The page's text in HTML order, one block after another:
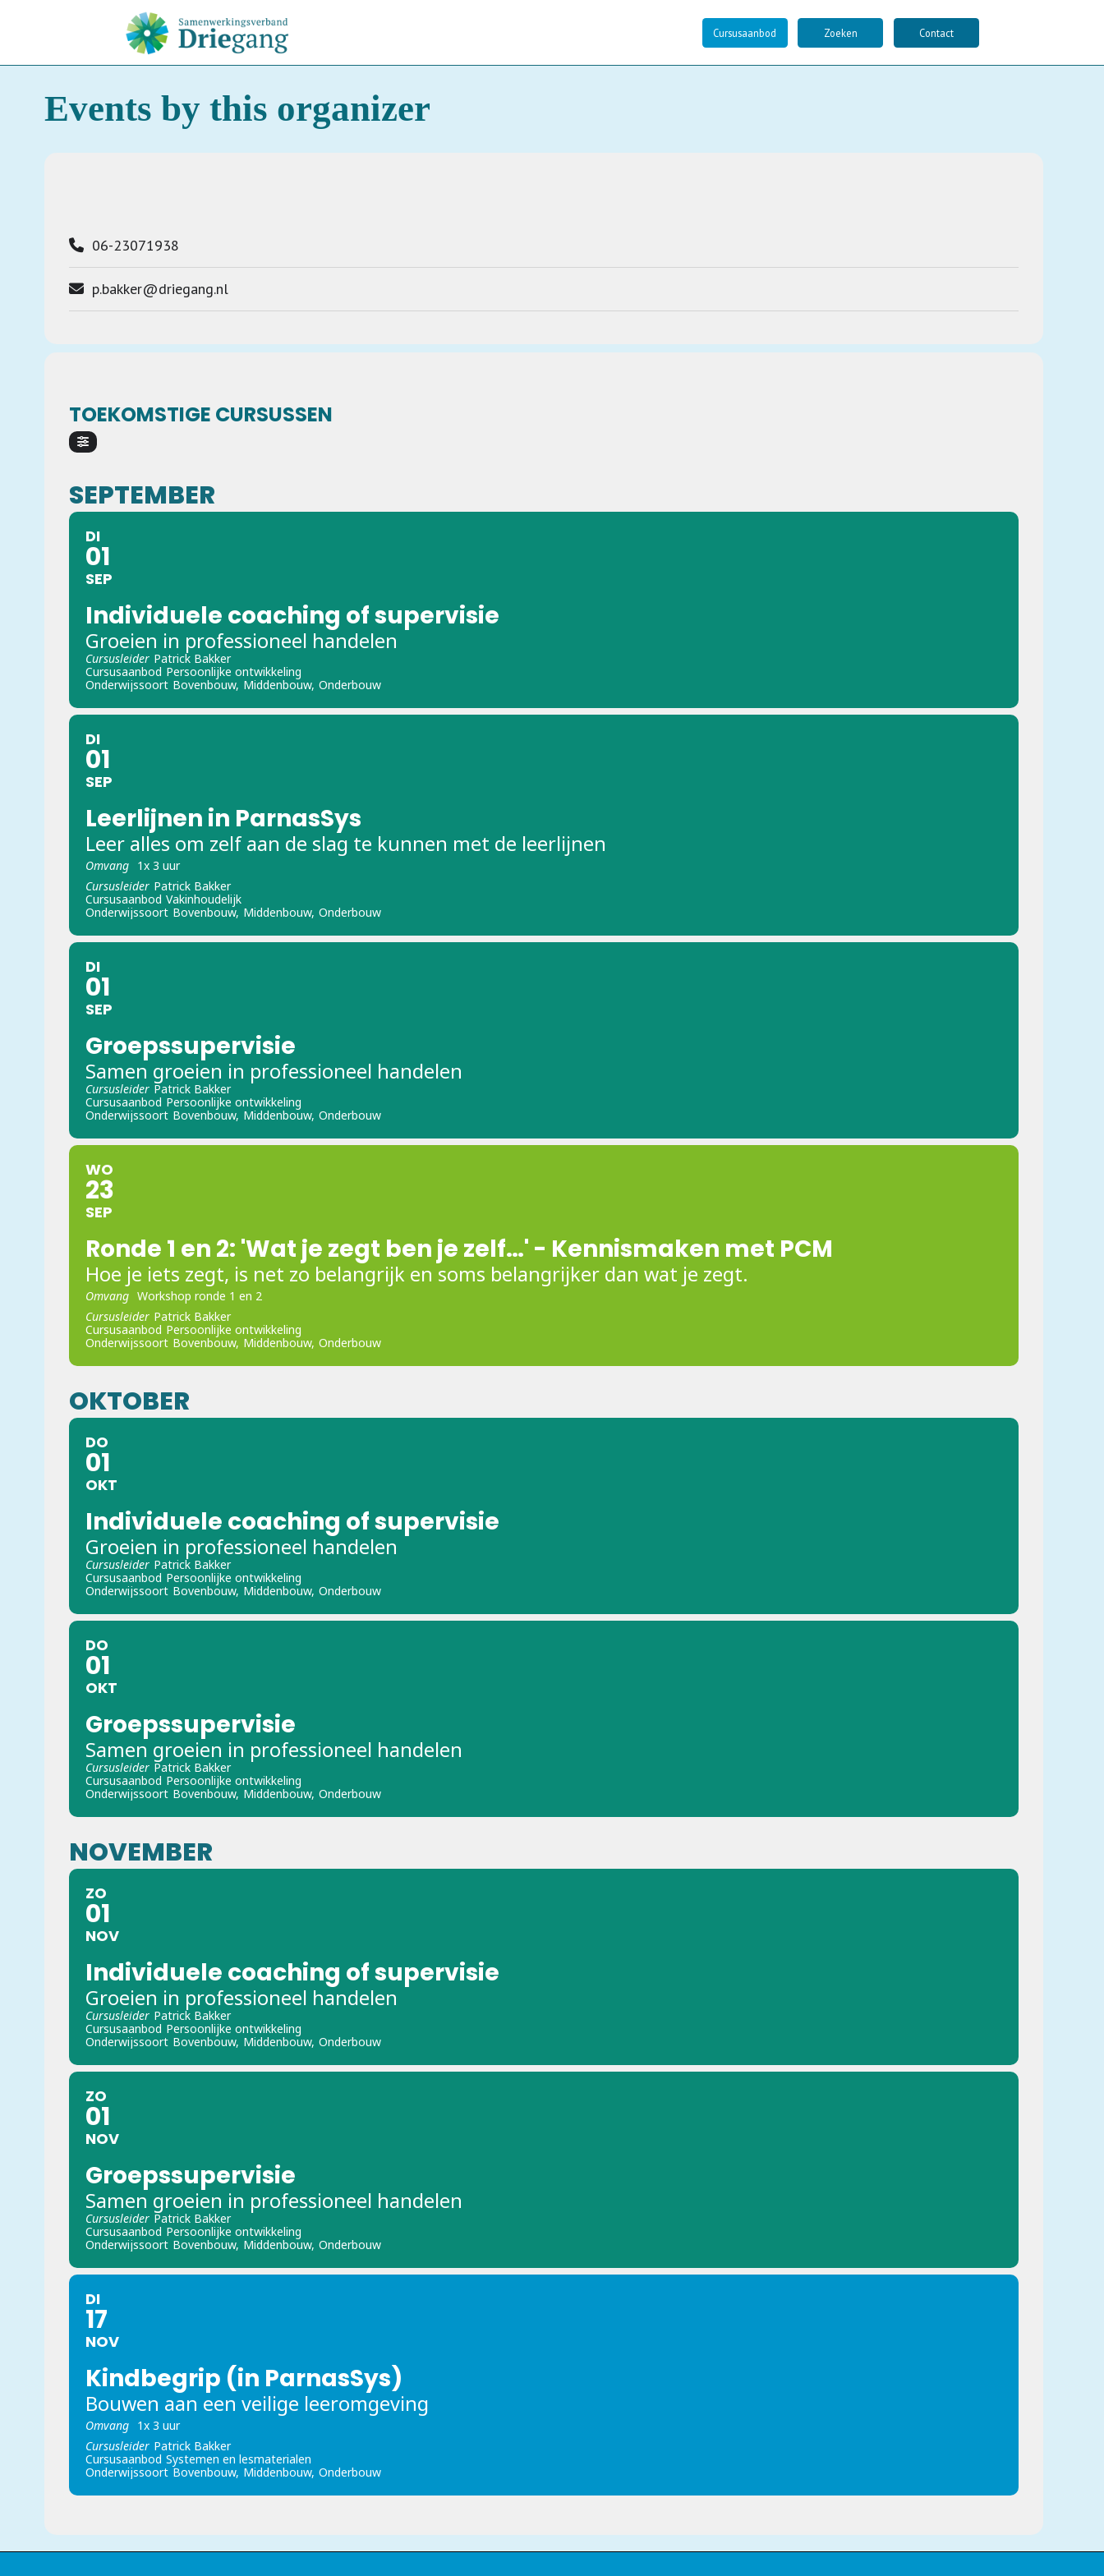
Cursusaanbod Zoeken Contact
Events by this organizer
06-23071938
p.bakker@driegang.nl
TOEKOMSTIGE CURSUSSEN
SEPTEMBER
DI
01
SEP
Individuele coaching of supervisie
Groeien in professioneel handelen
Cursusleider Patrick Bakker
Cursusaanbod Persoonlijke ontwikkeling
Onderwijssoort Bovenbouw, Middenbouw, Onderbouw
DI
01
SEP
Leerlijnen in ParnasSys
Leer alles om zelf aan de slag te kunnen met de leerlijnen
Omvang 1x 3 uur
Cursusleider Patrick Bakker
Cursusaanbod Vakinhoudelijk
Onderwijssoort Bovenbouw, Middenbouw, Onderbouw
DI
01
SEP
Groepssupervisie
Samen groeien in professioneel handelen
Cursusleider Patrick Bakker
Cursusaanbod Persoonlijke ontwikkeling
Onderwijssoort Bovenbouw, Middenbouw, Onderbouw
WO
23
SEP
Ronde 1 en 2: 'Wat je zegt ben je zelf…' - Kennismaken met PCM
Hoe je iets zegt, is net zo belangrijk en soms belangrijker dan wat je zegt.
Omvang Workshop ronde 1 en 2
Cursusleider Patrick Bakker
Cursusaanbod Persoonlijke ontwikkeling
Onderwijssoort Bovenbouw, Middenbouw, Onderbouw
OKTOBER
DO
01
OKT
Individuele coaching of supervisie
Groeien in professioneel handelen
Cursusleider Patrick Bakker
Cursusaanbod Persoonlijke ontwikkeling
Onderwijssoort Bovenbouw, Middenbouw, Onderbouw
DO
01
OKT
Groepssupervisie
Samen groeien in professioneel handelen
Cursusleider Patrick Bakker
Cursusaanbod Persoonlijke ontwikkeling
Onderwijssoort Bovenbouw, Middenbouw, Onderbouw
NOVEMBER
ZO
01
NOV
Individuele coaching of supervisie
Groeien in professioneel handelen
Cursusleider Patrick Bakker
Cursusaanbod Persoonlijke ontwikkeling
Onderwijssoort Bovenbouw, Middenbouw, Onderbouw
ZO
01
NOV
Groepssupervisie
Samen groeien in professioneel handelen
Cursusleider Patrick Bakker
Cursusaanbod Persoonlijke ontwikkeling
Onderwijssoort Bovenbouw, Middenbouw, Onderbouw
DI
17
NOV
Kindbegrip (in ParnasSys)
Bouwen aan een veilige leeromgeving
Omvang 1x 3 uur
Cursusleider Patrick Bakker
Cursusaanbod Systemen en lesmaterialen
Onderwijssoort Bovenbouw, Middenbouw, Onderbouw